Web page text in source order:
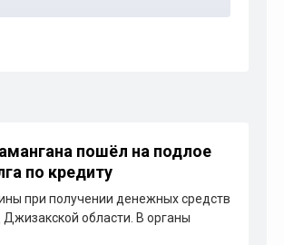
пошёл на подлое
по кредиту
при получении денежных средств
области. В органы